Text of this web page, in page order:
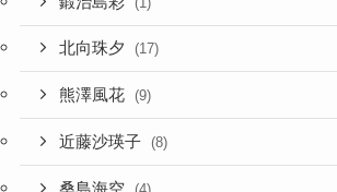
北向珠夕 (17)
熊澤風花 (9)
近藤沙瑛子 (8)
桑島海空